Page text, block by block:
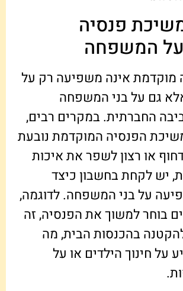
פנסיה
המשפחה
מוקדמת אינה משפיעה רק על
גם על בני המשפחה
החברתית. במקרים רבים,
הפנסיה המוקדמת נובעת
או רצון לשפר את איכות
יש לקחת בחשבון כיצד
על בני המשפחה. לדוגמה,
בוחר למשוך את הפנסיה, זה
בהכנסות הבית, מה
על חינוך הילדים או על